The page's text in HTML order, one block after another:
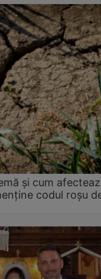
și cum
codul roșu